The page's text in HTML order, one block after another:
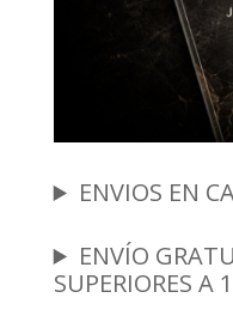
ENVIOS EN
ENVÍO
SUPERIORES A